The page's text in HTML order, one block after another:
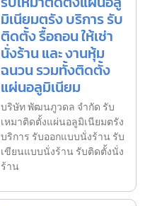
มิเนียมตรัง บริการ รับ
ติดตั้ง รื้อถอน ให้เช่า
นั่งร้าน และ งานหุ้ม
ฉนวน รวมทั้งติดตั้ง
แผ่นอลูมิเนียม
บริษัท พัฒนภูวดล จำกัด รับ
เหมาติดตั้งแผ่นอลูมิเนียมตรัง
บริการ รับออกแบบนั่งร้าน รับ
เขียนแบบนั่งร้าน รับติดตั้งนั่ง
ร้าน